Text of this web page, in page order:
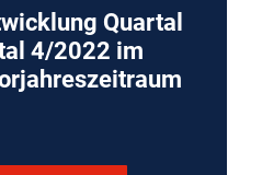
Quartal
4/2022 im